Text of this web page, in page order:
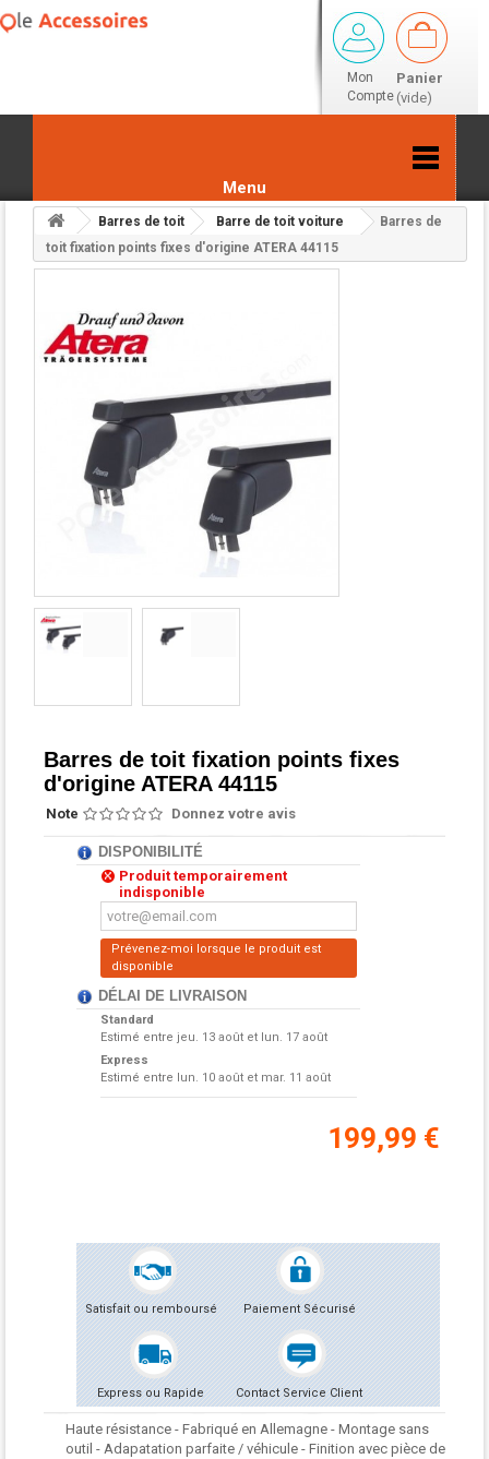
Mon
Compte
Panier
(vide)
Menu
Barres de toit Barre de toit voiture
Barres de
toit fixation points fixes d'origine ATERA 44115Retour aux résultats
Barres de toit fixation points fixes
d'origine ATERA 44115
Note Donnez votre avis
DISPONIBILITÉ
Produit temporairement
indisponible
Prévenez-moi lorsque le produit est
disponible
DÉLAI DE LIVRAISON
Standard
Estimé entre jeu. 13 août et lun. 17 août
Express
Estimé entre lun. 10 août et mar. 11 août
199,99 €
Satisfait ou remboursé Paiement Sécurisé
Express ou Rapide Contact Service Client
Haute résistance - Fabriqué en Allemagne - Montage sans
outil - Adapatation parfaite / véhicule - Finition avec pièce de